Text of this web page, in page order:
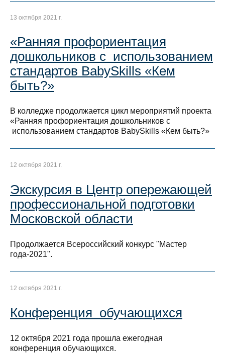
13 октября 2021 г.
«Ранняя профориентация
дошкольников с использованием
стандартов BabySkills «Кем
быть?»
В колледже продолжается цикл мероприятий проекта
«Ранняя профориентация дошкольников с
использованием стандартов BabySkills «Кем быть?»
12 октября 2021 г.
Экскурсия в Центр опережающей
профессиональной подготовки
Московской области
Продолжается Всероссийский конкурс "Мастер
года-2021".
12 октября 2021 г.
Конференция обучающихся
12 октября 2021 года прошла ежегодная
конференция обучающихся.